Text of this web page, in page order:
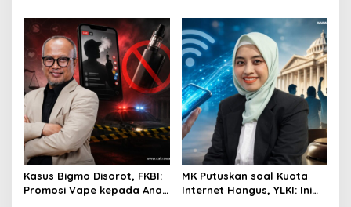
Dinilai Penting Hadapi
Bonus Demografi
Kasus Bigmo Disorot, FKBI:
Promosi Vape kepada Anak
MK Putuskan soal Kuota
Internet Hangus, YLKI: Ini